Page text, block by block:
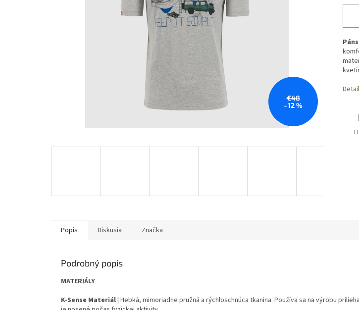
€48
–12 %
Popis Diskusia Značka
Podrobný popis
MATERIÁLY
K-Sense Materiál | Hebká, mimoriadne pružná a rýchloschnúca tkanina. Používa sa na výrobu